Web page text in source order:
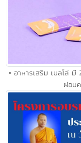
• อาหารเสริม เมลโล่
ผ่อน